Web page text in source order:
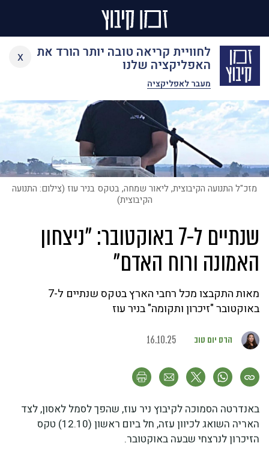
לחוויית קריאה טובה יותר הורד את
האפליקציה שלנו
מעבר לאפליקציה
x
Skip
content
מזכ"ל התנועה הקיבוצית, ליאור שמחה, בטקס בניר עוז (צילום: התנועה
הקיבוצית)
שנתיים ל-7 באוקטובר: "ניצחון
האמונה ורוח האדם"
מאות התקבצו מכל רחבי הארץ בטקס שנתיים ל-7
באוקטובר "זיכרון ותקומה" בניר עוז
הדס יום טוב 16.10.25
באנדרטה הסמוכה לקיבוץ ניר עוז, שהפך לסמל לאסון, לצד
האריה השואג לכיוון עזה, חל ביום ראשון (12.10) טקס
הזיכרון לנרצחי שבעה באוקטובר.